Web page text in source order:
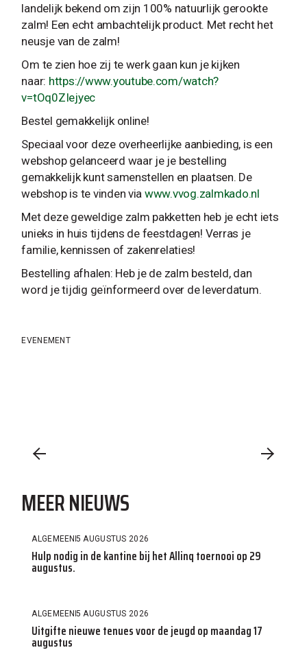
landelijk bekend om zijn 100% natuurlijk gerookte
zalm! Een echt ambachtelijk product. Met recht het
neusje van de zalm!
Om te zien hoe zij te werk gaan kun je kijken
naar: https://www.youtube.com/watch?
v=tOq0ZIejyec
Bestel gemakkelijk online!
Speciaal voor deze overheerlijke aanbieding, is een
webshop gelanceerd waar je je bestelling
gemakkelijk kunt samenstellen en plaatsen. De
webshop is te vinden via www.vvog.zalmkado.nl
Met deze geweldige zalm pakketten heb je echt iets
unieks in huis tijdens de feestdagen! Verras je
familie, kennissen of zakenrelaties!
Bestelling afhalen: Heb je de zalm besteld, dan
word je tijdig geïnformeerd over de leverdatum.
EVENEMENT
MEER NIEUWS
ALGEMEEN 5 AUGUSTUS 2026
Hulp nodig in de kantine bij het Allinq toernooi op 29
augustus.
ALGEMEEN 5 AUGUSTUS 2026
Uitgifte nieuwe tenues voor de jeugd op maandag 17
augustus